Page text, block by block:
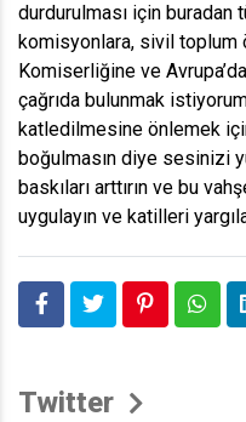
durdurulması için buradan
komisyonlara, sivil
Komiserliğine ve
çağrıda bulunmak
katledilmesine önlemek
boğulmasın diye sesinizi
baskıları arttırın ve bu
uygulayın ve katilleri
Twitter